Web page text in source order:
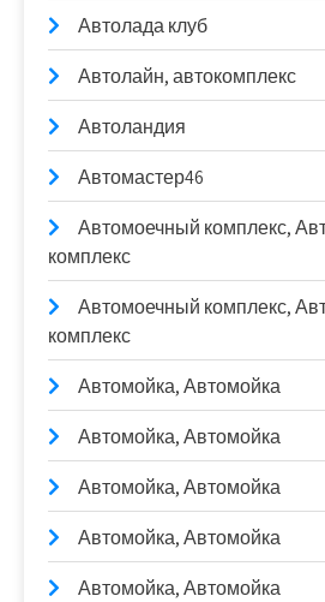
Автолада клуб
Автолайн, автокомплекс
Автоландия
Автомастер46
Автомоечный комплекс,
комплекс
Автомоечный комплекс,
комплекс
Автомойка, Автомойка
Автомойка, Автомойка
Автомойка, Автомойка
Автомойка, Автомойка
Автомойка, Автомойка